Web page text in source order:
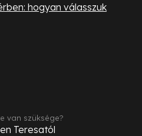
hogyan válasszuk
van szüksége?
Teresatól